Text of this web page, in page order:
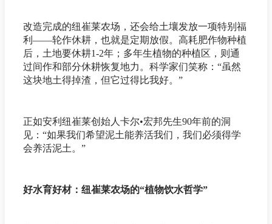
改造完成的纽崔莱农场，还会给土壤发放一项特别福
利——轮作休耕，也就是定期放假。高耗肥作物种植
后，土地要休耕1-2年；多年生植物的种植区，则通
过间作和部分休耕恢复地力。科学家们笑称：“虽然
这块地土得掉渣，但它过得比我好。”
正如安利纽崔莱创始人卡尔•宏邦先生90年前的洞
见：“如果我们希望泥土能养活我们，我们必须得学
会养活泥土。”
好水育好材：纽崔莱农场的“植物饮水哲学”